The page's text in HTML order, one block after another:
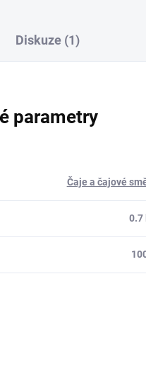
Diskuze (1)
parametry
Čaje a čajové
0.7